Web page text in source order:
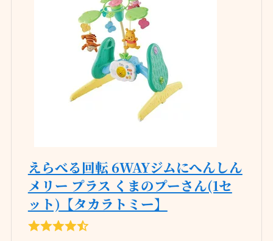
えらべる回転 6WAYジムにへんしん
メリー プラス くまのプーさん(1セ
ット)【タカラトミー】